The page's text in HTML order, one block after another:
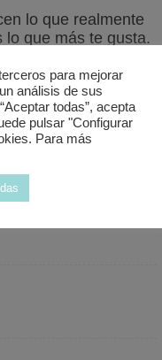
lo que realmente
lo que más te gusta.
para mejorar
análisis de sus
todas”, acepta
pulsar "Configurar
Para más